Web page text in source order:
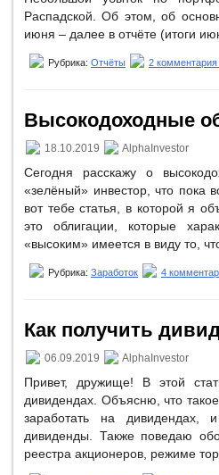
Распадской. Об этом, об
июня – далее в отчёте (итоги
Рубрика: Отчёты 2 комментария
Высокодоходные
18.10.2019 AlphaInvestor
Сегодня расскажу о
«зелёный» инвестор, что пока
вот тебе статья, в которой я
это облигации, которые
«высоким» имеется в виду то,
Рубрика: Заработок 4
Как получить
06.09.2019 AlphaInvestor
Привет, дружище! В этой
дивидендах. Объясню, что
заработать на дивидендах,
дивиденды. Также поведаю
реестра акционеров, режиме